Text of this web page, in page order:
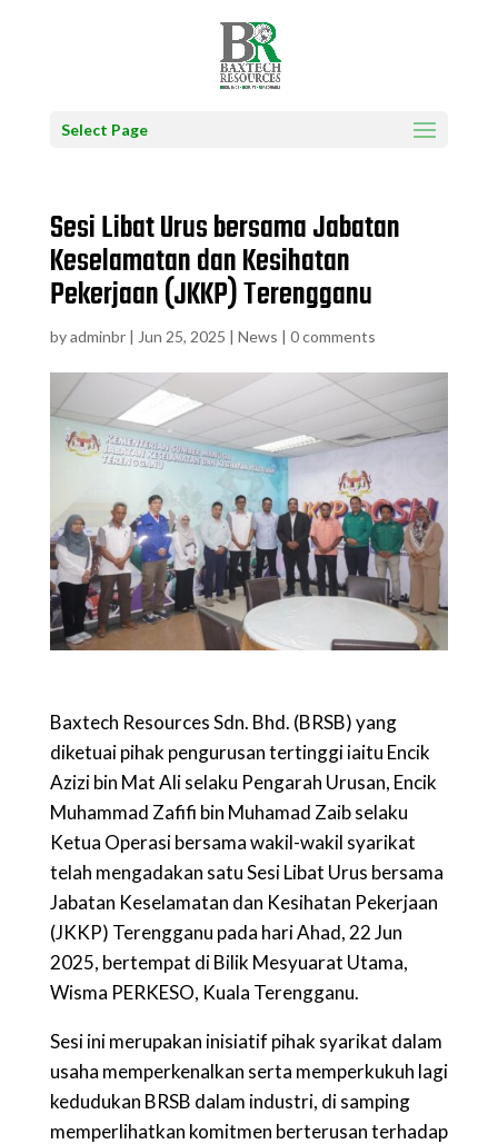
Select Page
Sesi Libat Urus bersama Jabatan
Keselamatan dan Kesihatan
Pekerjaan (JKKP) Terengganu
byadminbr| Jun 25, 2025 | News | 0 comments
Baxtech Resources Sdn. Bhd. (BRSB) yang
diketuai pihak pengurusan tertinggi iaitu Encik
Azizi bin Mat Ali selaku Pengarah Urusan, Encik
Muhammad Zafifi bin Muhamad Zaib selaku
Ketua Operasi bersama wakil-wakil syarikat
telah mengadakan satu Sesi Libat Urus bersama
Jabatan Keselamatan dan Kesihatan Pekerjaan
(JKKP) Terengganu pada hari Ahad, 22 Jun
2025, bertempat di Bilik Mesyuarat Utama,
Wisma PERKESO, Kuala Terengganu.
Sesi ini merupakan inisiatif pihak syarikat dalam
usaha memperkenalkan serta memperkukuh lagi
kedudukan BRSB dalam industri, di samping
memperlihatkan komitmen berterusan terhadap